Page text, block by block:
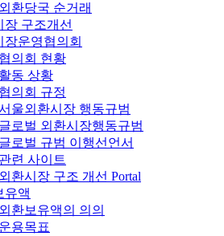
외환당국 순거래
장 구조개선
장운영협의회
협의회 현황
활동 상황
협의회 규정
울외환시장 행동규범
글로벌 외환시장행동규범
글로벌 규범 이행선언서
관련 사이트
외환시장 구조 개선 Portal
유액
외환보유액의 의의
운용목표